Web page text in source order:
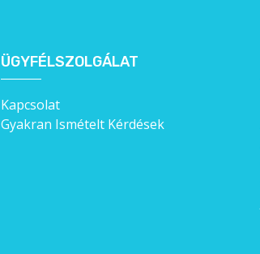
ÜGYFÉLSZOLGÁLAT
Kapcsolat
Gyakran Ismételt Kérdések